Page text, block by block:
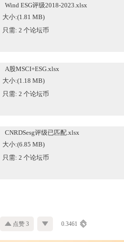
Wind ESG评级2018-2023.xlsx
大小:(1.81 MB)
只需: 2 个论坛币
A股MSCI+ESG.xlsx
大小:(1.18 MB)
只需: 2 个论坛币
CNRDSesg评级已匹配.xlsx
大小:(6.85 MB)
只需: 2 个论坛币
点赞 3 0.3461